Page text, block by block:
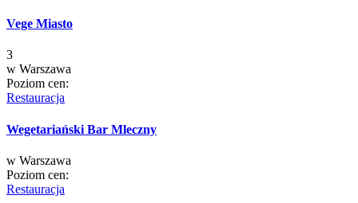
Vege Miasto
3
w Warszawa
Poziom cen:
Restauracja
Wegetariański Bar Mleczny
w Warszawa
Poziom cen:
Restauracja